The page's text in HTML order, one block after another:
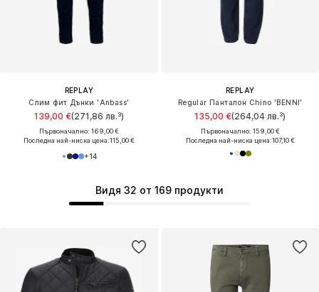
REPLAY
Слим фит Дънки 'Anbass'
139,00 €(271,86 лв.³)
Първоначално: 169,00 €
Последна най-ниска цена:115,00 €
+14
REPLAY
Regular Панталон Chino 'BENNI'
135,00 €(264,04 лв.³)
Първоначално: 159,00 €
Последна най-ниска цена:107,10 €
Видя 32 от 169 продукти